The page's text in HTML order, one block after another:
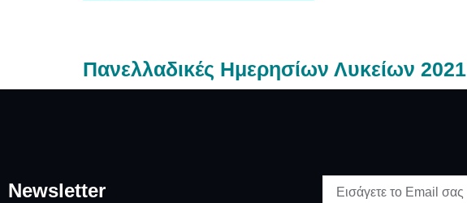
Πανελλαδικές Ημερησίων Λυκείων 2021
Newsletter